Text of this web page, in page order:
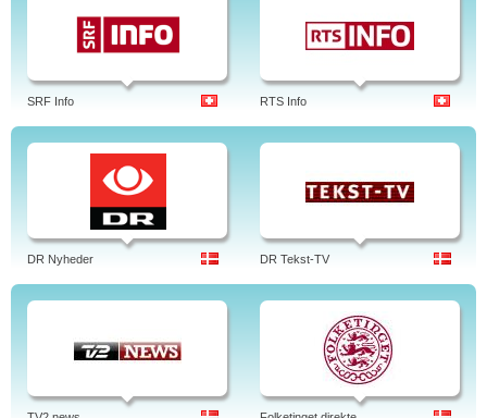
SRF Info RTS Info
DR Nyheder DR Tekst-TV